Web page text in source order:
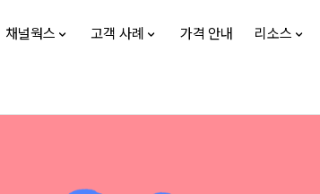
채널웍스 고객 사례 가격 안내 리소스